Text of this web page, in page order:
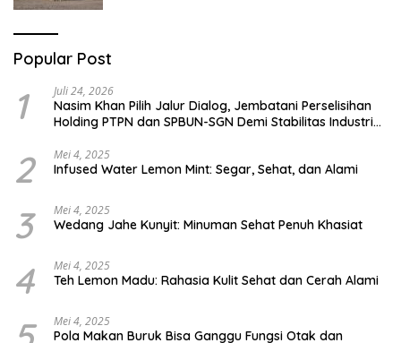
Popular Post
1 Juli 24, 2026
Nasim Khan Pilih Jalur Dialog, Jembatani Perselisihan
Holding PTPN dan SPBUN-SGN Demi Stabilitas Industri
2 Mei 4, 2025
Infused Water Lemon Mint: Segar, Sehat, dan Alami
3 Mei 4, 2025
Wedang Jahe Kunyit: Minuman Sehat Penuh Khasiat
4 Mei 4, 2025
Teh Lemon Madu: Rahasia Kulit Sehat dan Cerah Alami
Mei 4, 2025
Pola Makan Buruk Bisa Ganggu Fungsi Otak dan